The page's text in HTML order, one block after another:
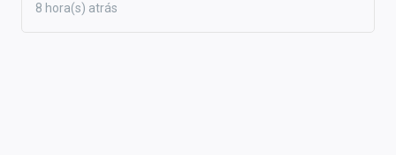
8 hora(s) atrás